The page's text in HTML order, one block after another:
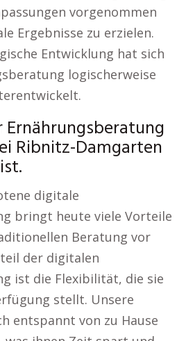
vorgenommen
Ergebnisse zu erzielen.
Entwicklung hat sich
logischerweise
Ernährungsberatung
Ribnitz-Damgarten
digitale
bringt heute viele Vorteile
Beratung vor
der digitalen
ist die Flexibilität, die sie
stellt. Unsere
entspannt von zu Hause